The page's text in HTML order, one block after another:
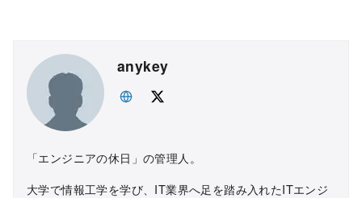
anykey
「エンジニアの休日」の管理人。
大学で情報工学を学び、IT業界へ足を踏み入れたITエンジ